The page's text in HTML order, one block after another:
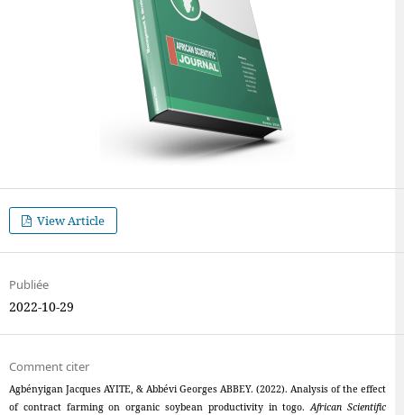
View Article
Publiée
2022-10-29
Comment citer
Agbényigan Jacques AYITE, & Abbévi Georges ABBEY. (2022). Analysis of the effect
of contract farming on organic soybean productivity in togo.African Scientific